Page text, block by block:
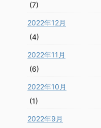
(7)
2022年12月
(4)
2022年11月
(6)
2022年10月
(1)
2022年9月